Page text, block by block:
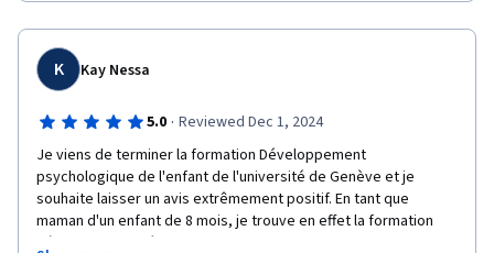
K Kay Nessa
5.0 · Reviewed Dec 1, 2024
Je viens de terminer la formation Développement
psychologique de l'enfant de l'université de Genève et je
souhaite laisser un avis extrêmement positif. En tant que
maman d'un enfant de 8 mois, je trouve en effet la formation
très bien expliquée.